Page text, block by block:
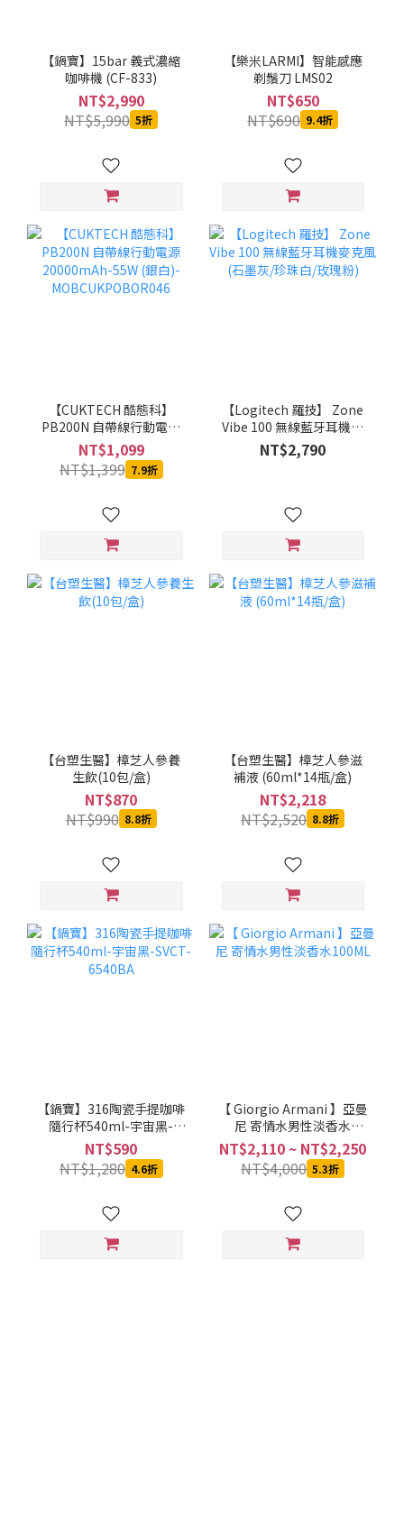
【鍋寶】15bar 義式濃縮
咖啡機 (CF-833)
NT$2,990
NT$5,990 5折
【樂米LARMI】智能感應
剃鬚刀 LMS02
NT$650
NT$690 9.4折
【CUKTECH 酷態科】
PB200N 自帶線行動電源
20000mAh-55W (銀白)-
MOBCUKPOBOR046
NT$1,099
NT$1,399 7.9折
【Logitech 羅技】 Zone
Vibe 100 無線藍牙耳機麥
克風(石墨灰/珍珠白/玫瑰
粉)
NT$2,790
【台塑生醫】樟芝人參養
生飲(10包/盒)
NT$870
NT$990 8.8折
【台塑生醫】樟芝人參滋
補液 (60ml*14瓶/盒)
NT$2,218
NT$2,520 8.8折
【鍋寶】316陶瓷手提咖啡
隨行杯540ml-宇宙黑-
SVCT-6540BA
NT$590
NT$1,280 4.6折
【 Giorgio Armani 】亞曼
尼 寄情水男性淡香水
100ML
NT$2,110 ~ NT$2,250
NT$4,000 5.3折